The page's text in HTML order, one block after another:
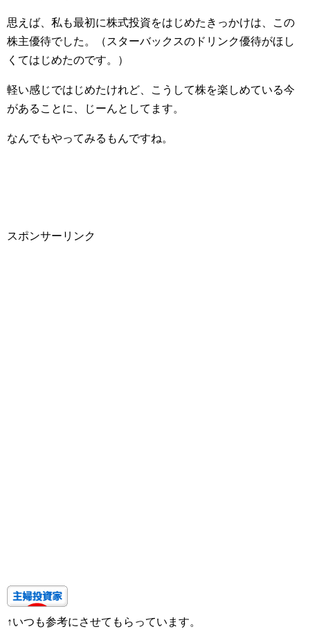
思えば、私も最初に株式投資をはじめたきっかけは、この
株主優待でした。（スターバックスのドリンク優待がほし
くてはじめたのです。）
軽い感じではじめたけれど、こうして株を楽しめている今
があることに、じーんとしてます。
なんでもやってみるもんですね。
スポンサーリンク
↑いつも参考にさせてもらっています。